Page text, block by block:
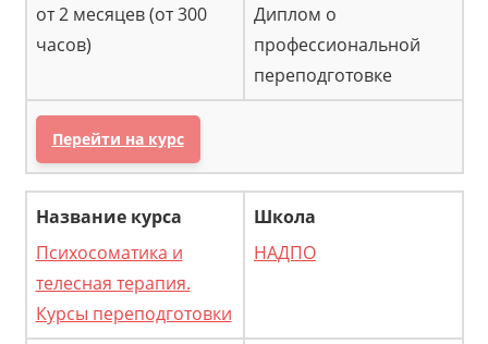
от 2 месяцев (от 300
часов)
Диплом о
профессиональной
переподготовке
Перейти на курс
Психосоматика и
телесная терапия.
Курсы переподготовки
НАДПО